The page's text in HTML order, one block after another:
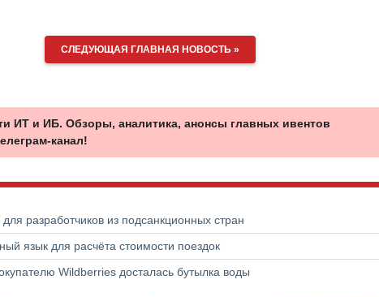
СЛЕДУЮЩАЯ ГЛАВНАЯ НОВОСТЬ »
ИТ и ИБ. Обзоры, аналитика, анонсы главных ивентов
канал!
разработчиков из подсанкционных стран
язык для расчёта стоимости поездок
Wildberries досталась бутылка воды